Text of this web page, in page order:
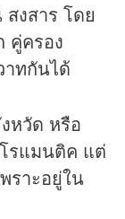
งสาร โดย
คู่ครอง
าทกันได้
หวัด หรือ
รแมนติค แต่
ราะอยู่ใน